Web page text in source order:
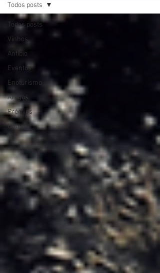
Todos posts
Vinhos
Anfíbio
Eventos
Enoturismo
Artigos
Prémios
Outros
Todos posts